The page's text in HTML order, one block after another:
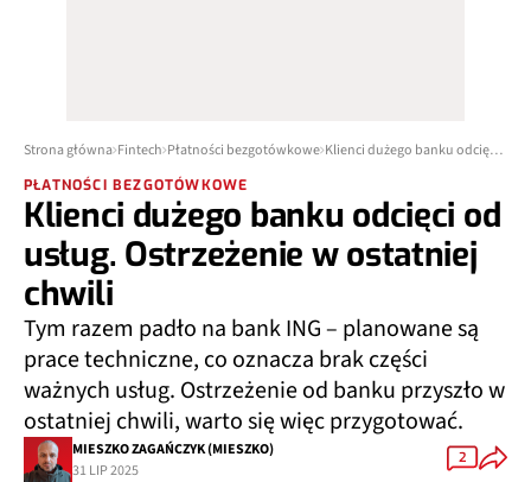
Strona główna Fintech Płatności bezgotówkowe Klienci dużego banku odcięci od usług. Ostrzeżenie w ostatniej chwili
PŁATNOŚCI BEZGOTÓWKOWE
Klienci dużego banku odcięci od
usług. Ostrzeżenie w ostatniej
chwili
Tym razem padło na bank ING – planowane są
prace techniczne, co oznacza brak części
ważnych usług. Ostrzeżenie od banku przyszło w
ostatniej chwili, warto się więc przygotować.
MIESZKO ZAGAŃCZYK (MIESZKO)
31 LIP 2025
2